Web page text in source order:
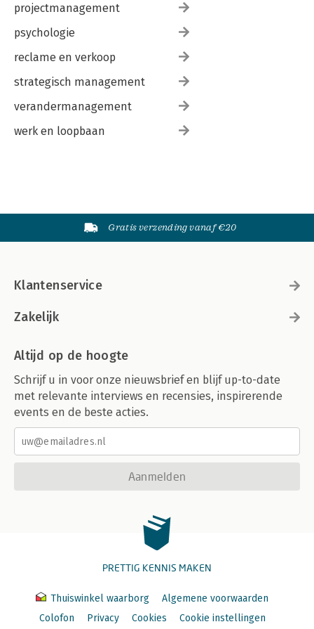
projectmanagement
psychologie
reclame en verkoop
strategisch management
verandermanagement
werk en loopbaan
Gratis verzending vanaf €20
Klantenservice
Zakelijk
Altijd op de hoogte
Schrijf u in voor onze nieuwsbrief en blijf up-to-date
met relevante interviews en recensies, inspirerende
events en de beste acties.
Aanmelden
PRETTIG KENNIS MAKEN
Thuiswinkel waarborg
Algemene voorwaarden
Colofon
Privacy Cookies Cookie instellingen